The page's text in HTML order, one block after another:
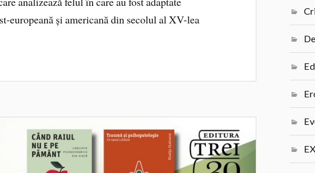
europeană și americană din secolul al XV-lea